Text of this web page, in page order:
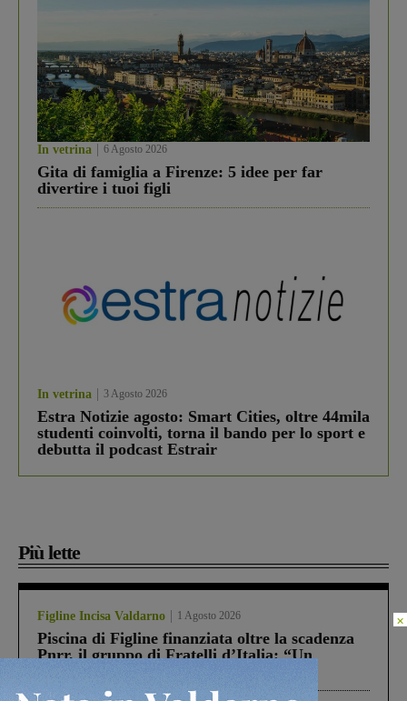
In vetrina 6 Agosto 2026
Gita di famiglia a Firenze: 5 idee per far
divertire i tuoi figli
In vetrina 3 Agosto 2026
Estra Notizie agosto: Smart Cities, oltre 44mila
studenti coinvolti, torna il bando per lo sport e
debutta il podcast Estrair
Più lette
Figline Incisa Valdarno 1 Agosto 2026
Piscina di Figline finanziata oltre la scadenza
Pnrr, il gruppo di Fratelli d’Italia: “Un
×